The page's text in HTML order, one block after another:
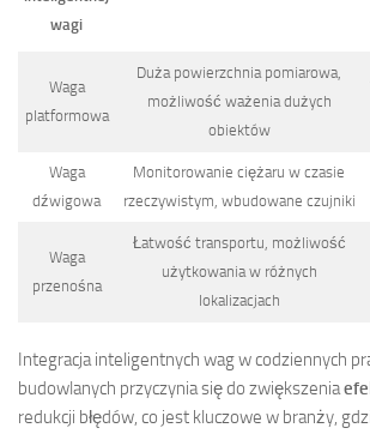
wagi
Waga
platformowa
Duża powierzchnia pomiarowa,
możliwość ważenia dużych
obiektów
Waga
dźwigowa
Monitorowanie ciężaru w czasie
rzeczywistym, wbudowane czujniki
Waga
przenośna
Łatwość transportu, możliwość
użytkowania w różnych
lokalizacjach
Integracja inteligentnych wag w codziennych
budowlanych przyczynia się do zwiększenia
redukcji błędów, co jest kluczowe w branży,